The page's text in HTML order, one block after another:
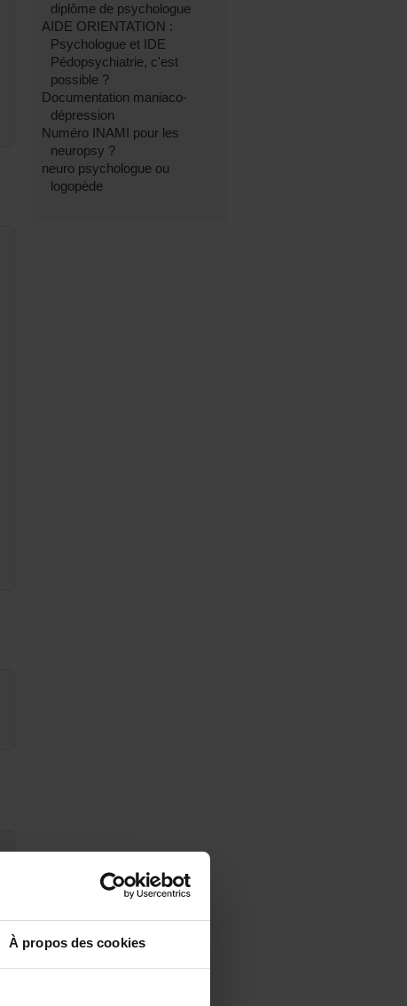
À propos des cookies
diplôme de psychologue
AIDE ORIENTATION :
Psychologue et IDE
Pédopsychiatrie, c'est
possible ?
Documentation maniaco-
dépression
Numéro INAMI pour les
neuropsy ?
neuro psychologue ou
logopède